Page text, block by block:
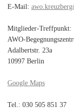
E-Mail:
Mitglieder-Treffpunkt:
AWO-
Adalbertstr. 23a
10997 Berlin
Google Maps
Tel.: 030 505 851 37